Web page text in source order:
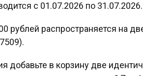
с 01.07.2026 по 31.07.2026.
рублей распространяется на
добавьте в корзину две